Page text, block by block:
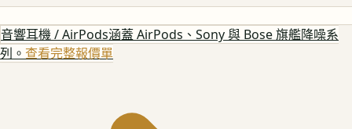
音響耳機 / AirPods涵蓋 AirPods、Sony 與 Bose 旗艦降噪系
列。 查看完整報價單